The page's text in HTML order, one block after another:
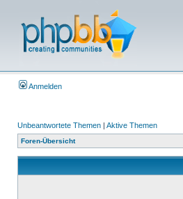
Anmelden
Unbeantwortete Themen | Aktive Themen
Foren-Übersicht